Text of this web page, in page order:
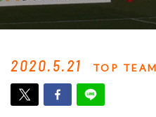
2020.5.21 TOP TEAM